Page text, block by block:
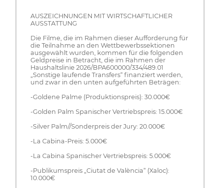
AUSZEICHNUNGEN MIT WIRTSCHAFTLICHER
AUSSTATTUNG
Die Filme, die im Rahmen dieser Aufforderung für
die Teilnahme an den Wettbewerbssektionen
ausgewählt wurden, kommen für die folgenden
Geldpreise in Betracht, die im Rahmen der
Haushaltslinie 2026/BPA600000/334/489.01
„Sonstige laufende Transfers“ finanziert werden,
und zwar in den unten aufgeführten Beträgen:
-Goldene Palme (Produktionspreis): 30.000€
-Golden Palm Spanischer Vertriebspreis: 15.000€
-Silver Palm//Sonderpreis der Jury: 20.000€
-La Cabina-Preis: 5.000€
-La Cabina Spanischer Vertriebspreis: 5.000€
-Publikumspreis „Ciutat de València“ (Xaloc):
10.000€